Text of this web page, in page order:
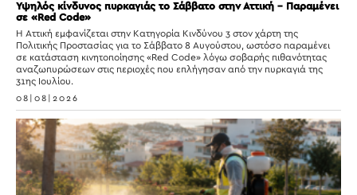
Υψηλός κίνδυνος πυρκαγιάς το Σάββατο στην Αττική – Παραμένει
σε «Red Code»
Η Αττική εμφανίζεται στην Κατηγορία Κινδύνου 3 στον χάρτη της
Πολιτικής Προστασίας για το Σάββατο 8 Αυγούστου, ωστόσο παραμένει
σε κατάσταση κινητοποίησης «Red Code» λόγω σοβαρής πιθανότητας
αναζωπυρώσεων στις περιοχές που επλήγησαν από την πυρκαγιά της
31ης Ιουλίου.
08|08|2026